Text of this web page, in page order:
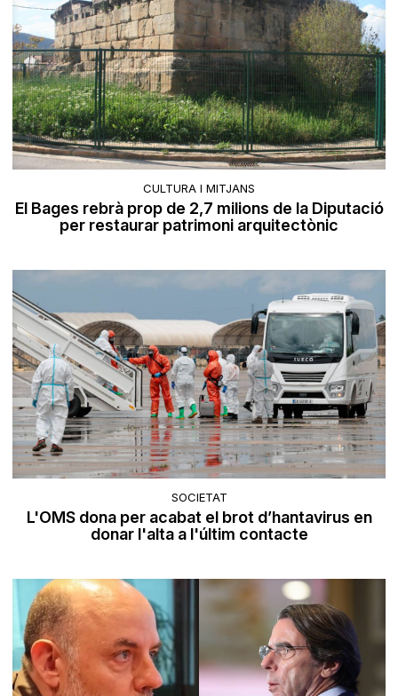
CULTURA I MITJANS
El Bages rebrà prop de 2,7 milions de la Diputació
per restaurar patrimoni arquitectònic
SOCIETAT
L'OMS dona per acabat el brot d’hantavirus en
donar l'alta a l'últim contacte